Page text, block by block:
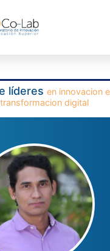
líderes en innovacion
transformacion digital